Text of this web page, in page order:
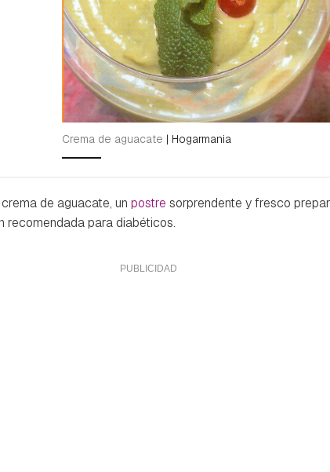
Crema de aguacate | Hogarmania
de aguacate, un postre sorprendente y fresco
recomendada para diabéticos.